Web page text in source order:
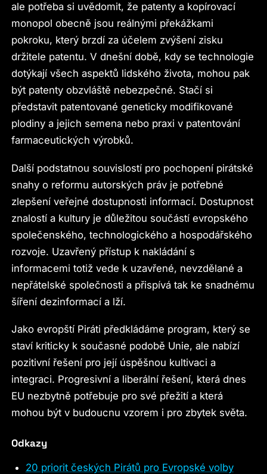
ale potřeba si uvědomit, že patenty a kopírovací
monopol obecně jsou reálnými překážkami
pokroku, který brzdí za účelem zvýšení zisku
držitele patentu. V dnešní době, kdy se technologie
dotýkají všech aspektů lidského života, mohou pak
být patenty obzvláště nebezpečné. Stačí si
představit patentované geneticky modifikované
plodiny a jejich semena nebo praxi v patentování
farmaceutických výrobků.
Další podstatnou souvislostí pro pochopení pirátské
snahy o reformu autorských práv je potřebné
zlepšení veřejné dostupnosti informací. Dostupnost
znalostí a kultury je důležitou součástí evropského
společenského, technologického a hospodářského
rozvoje. Uzavřený přístup k nakládání s
informacemi totiž vede k uzavřené, nevzdělané a
nepřátelské společnosti a přispívá tak ke snadnému
šíření dezinformací a lží.
Jako evropští Piráti předkládáme program, který se
staví kriticky k současné podobě Unie, ale nabízí
pozitivní řešení pro její úspěšnou kultivaci a
integraci. Progresivní a liberální řešení, která dnes
EU nezbytně potřebuje pro své přežití a která
mohou být v budoucnu vzorem i pro zbytek světa.
Odkazy
20 priorit českých Pirátů pro Evropské volby